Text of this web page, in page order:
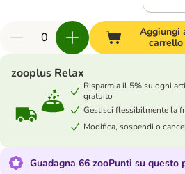
Aggiungi
carrello
zooplus Relax
Risparmia il 5% su ogni
gratuito
Gestisci flessibilmente la
Modifica, sospendi o
Guadagna 66 zooPunti su questo